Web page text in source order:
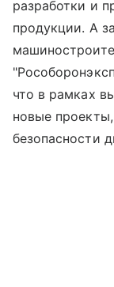
разработки и
продукции. А
что в рамках
новые
безопасности